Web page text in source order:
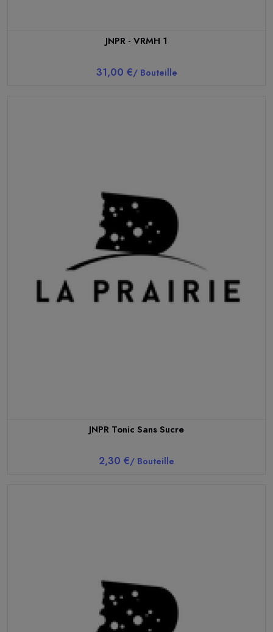
JNPR - VRMH 1
31,00 €/ Bouteille
JNPR Tonic Sans Sucre
2,30 €/ Bouteille